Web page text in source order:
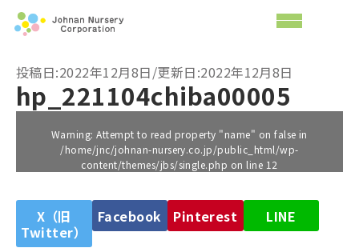
投稿日:2022年12月8日/更新日:2022年12月8日
hp_221104chiba00005
Warning: Attempt to read property "name" on false in
/home/jnc/johnan-nursery.co.jp/public_html/wp-
content/themes/jbs/single.php on line 12
X（旧
Twitter）
Facebook Pinterest LINE